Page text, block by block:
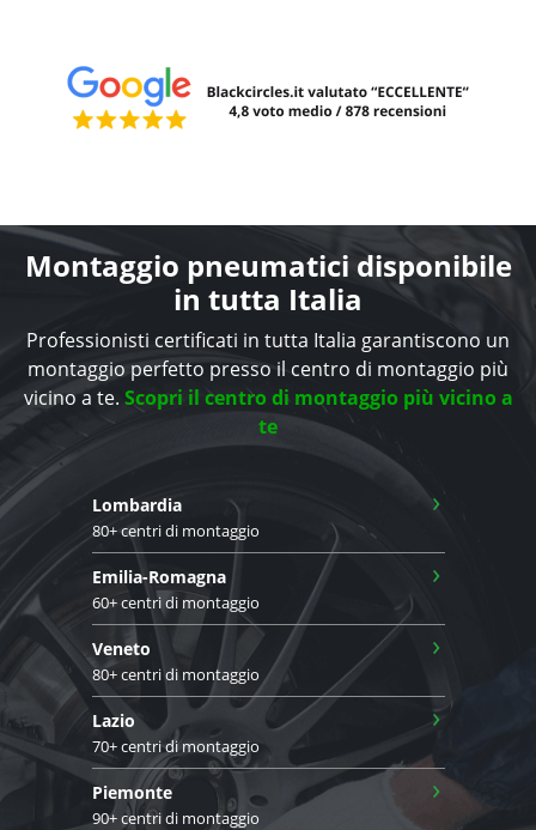
Montaggio pneumatici disponibile
in tutta Italia
Professionisti certificati in tutta Italia garantiscono un
montaggio perfetto presso il centro di montaggio più
vicino a te. Scopri il centro di montaggio più vicino a
te
Lombardia
80+ centri di montaggio
›
Emilia-Romagna
60+ centri di montaggio
›
Veneto
80+ centri di montaggio
›
Lazio
70+ centri di montaggio
›
Piemonte
90+ centri di montaggio
›